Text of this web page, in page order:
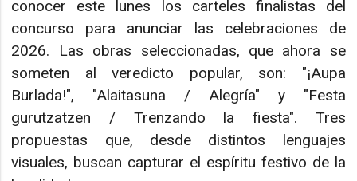
conocer este lunes los carteles finalistas del
concurso para anunciar las celebraciones de
2026. Las obras seleccionadas, que ahora se
someten al veredicto popular, son: "¡Aupa
Burlada!", "Alaitasuna / Alegría" y "Festa
gurutzatzen / Trenzando la fiesta". Tres
propuestas que, desde distintos lenguajes
visuales, buscan capturar el espíritu festivo de la